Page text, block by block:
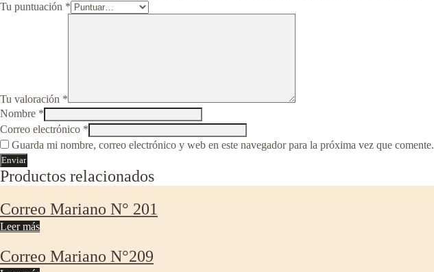
Tu puntuación *
Tu valoración *
Nombre *
Correo electrónico *
Guarda mi nombre, correo electrónico y web en este navegador para la próxima vez que comente.
Productos relacionados
Correo Mariano N° 201
Leer más
Correo Mariano N°209